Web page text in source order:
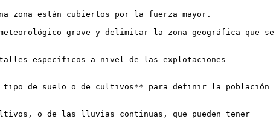
zona están cubiertos por la fuerza mayor.
grave y delimitar la zona geográfica que se
específicos a nivel de las explotaciones
tipo de suelo o de cultivos** para definir la población
o de las lluvias continuas, que pueden tener